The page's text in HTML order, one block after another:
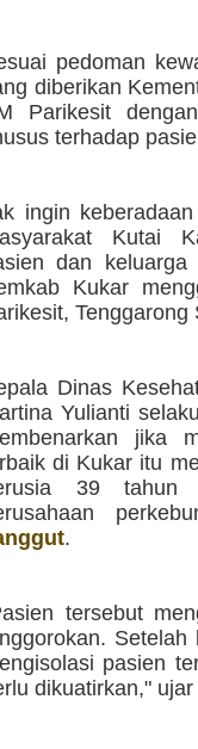
pedoman
diberikan
Parikesit
terhadap
ingin
Kutai
dan
Kukar
Dinas
Yulianti
jika
di Kukar itu
39 tahun
.
tersebut
Setelah
pasien
dikuatirkan,"